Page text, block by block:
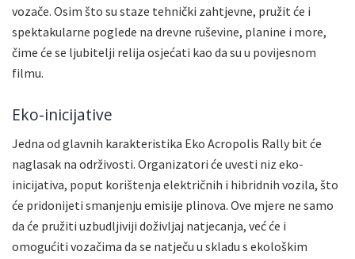
vozače. Osim što su staze tehnički zahtjevne, pružit će i
spektakularne poglede na drevne ruševine, planine i more,
čime će se ljubitelji relija osjećati kao da su u povijesnom
filmu.
Eko-inicijative
Jedna od glavnih karakteristika Eko Acropolis Rally bit će
naglasak na održivosti. Organizatori će uvesti niz eko-
inicijativa, poput korištenja električnih i hibridnih vozila, što
će pridonijeti smanjenju emisije plinova. Ove mjere ne samo
da će pružiti uzbudljiviji doživljaj natjecanja, već će i
omogućiti vozačima da se natječu u skladu s ekološkim